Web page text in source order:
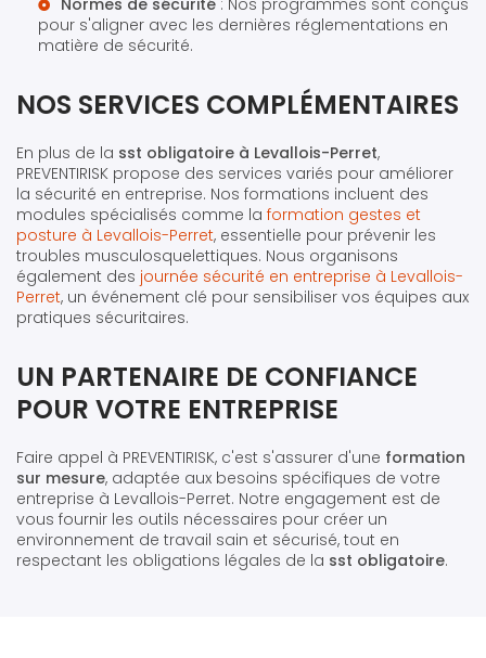
pour s'aligner avec les dernières réglementations en
matière de sécurité.
NOS SERVICES COMPLÉMENTAIRES
En plus de la sst obligatoire à Levallois-Perret,
PREVENTIRISK propose des services variés pour améliorer
la sécurité en entreprise. Nos formations incluent des
modules spécialisés comme la formation gestes et
posture à Levallois-Perret, essentielle pour prévenir les
troubles musculosquelettiques. Nous organisons
également des journée sécurité en entreprise à Levallois-
Perret, un événement clé pour sensibiliser vos équipes aux
pratiques sécuritaires.
UN PARTENAIRE DE CONFIANCE
POUR VOTRE ENTREPRISE
Faire appel à PREVENTIRISK, c'est s'assurer d'une formation
sur mesure, adaptée aux besoins spécifiques de votre
entreprise à Levallois-Perret. Notre engagement est de
vous fournir les outils nécessaires pour créer un
environnement de travail sain et sécurisé, tout en
respectant les obligations légales de la sst obligatoire.